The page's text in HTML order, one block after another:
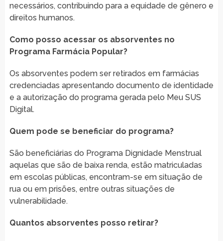
necessários, contribuindo para a equidade de gênero e
direitos humanos.
Como posso acessar os absorventes no
Programa Farmácia Popular?
Os absorventes podem ser retirados em farmácias
credenciadas apresentando documento de identidade
e a autorização do programa gerada pelo Meu SUS
Digital.
Quem pode se beneficiar do programa?
São beneficiárias do Programa Dignidade Menstrual
aquelas que são de baixa renda, estão matriculadas
em escolas públicas, encontram-se em situação de
rua ou em prisões, entre outras situações de
vulnerabilidade.
Quantos absorventes posso retirar?